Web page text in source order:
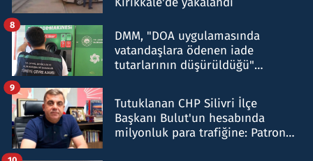
DMM, "DOA uygulamasında
vatandaşlara ödenen iade
tutarlarının düşürüldüğü"
8
Tutuklanan CHP Silivri İlçe
Başkanı Bulut'un hesabında
milyonluk para trafiğine: Patron
9